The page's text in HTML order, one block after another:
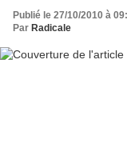
Publié le 27/10/2010 à
Par Radicale